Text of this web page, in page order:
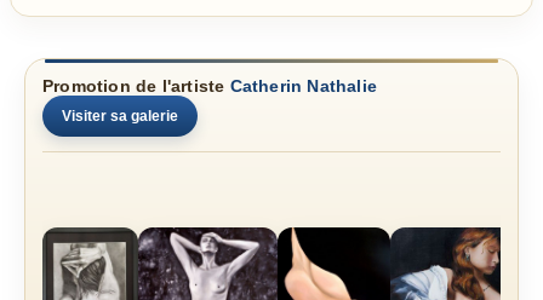
Promotion de l'artiste Catherin Nathalie
Visiter sa galerie